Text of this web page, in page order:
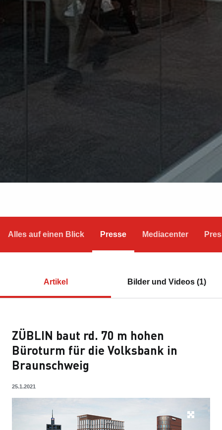
Alles auf einen Blick Presse Mediacenter
Artikel Bilder und Videos (1)
ZÜBLIN baut rd. 70 m hohen
Büroturm für die Volksbank in
Braunschweig
25.1.2021